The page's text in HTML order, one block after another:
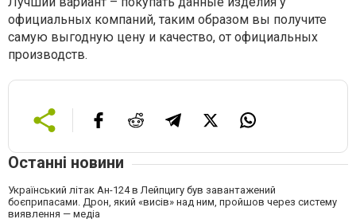
официальных компаний, таким образом вы получите
самую выгодную цену и качество, от официальных
производств.
Останні новини
Український літак Ан-124 в Лейпцигу був завантажений
боєприпасами. Дрон, який «висів» над ним, пройшов через систему
виявлення — медіа